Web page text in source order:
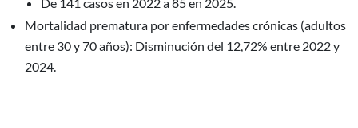
Mortalidad prematura por enfermedades crónicas (adultos
entre 30 y 70 años): Disminución del 12,72% entre 2022 y
2024.